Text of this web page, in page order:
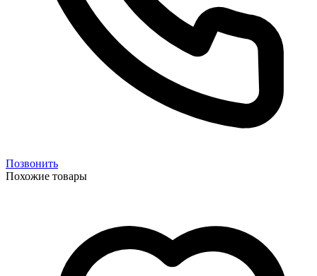
Позвонить
Похожие товары